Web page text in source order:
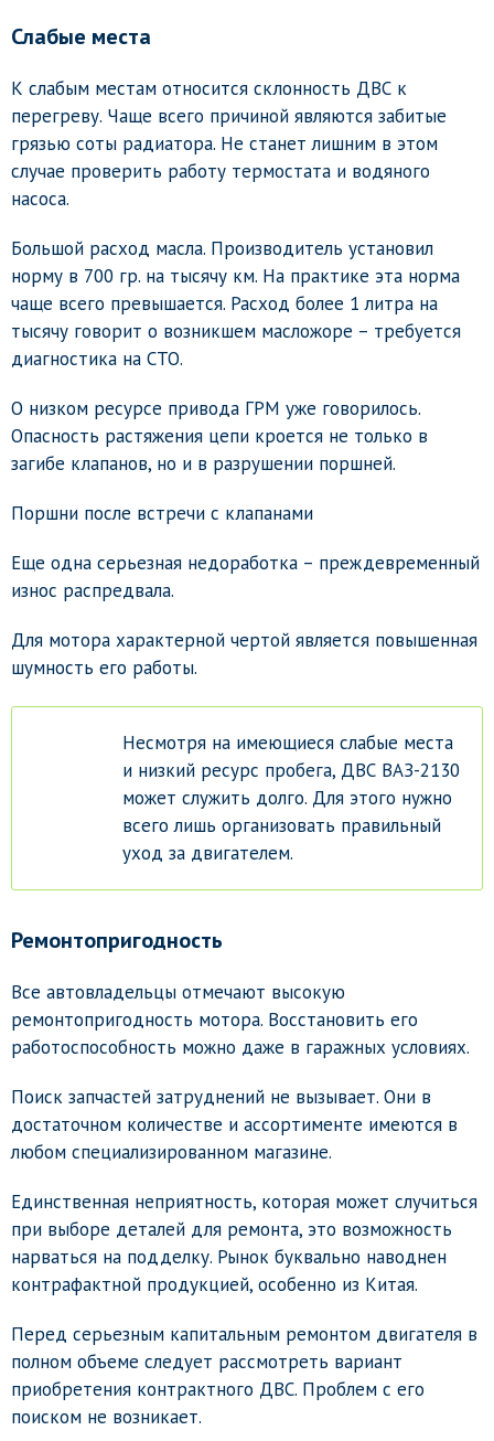
Слабые места
К слабым местам относится склонность ДВС к
перегреву. Чаще всего причиной являются забитые
грязью соты радиатора. Не станет лишним в этом
случае проверить работу термостата и водяного
насоса.
Большой расход масла. Производитель установил
норму в 700 гр. на тысячу км. На практике эта норма
чаще всего превышается. Расход более 1 литра на
тысячу говорит о возникшем масложоре – требуется
диагностика на СТО.
О низком ресурсе привода ГРМ уже говорилось.
Опасность растяжения цепи кроется не только в
загибе клапанов, но и в разрушении поршней.
Поршни после встречи с клапанами
Еще одна серьезная недоработка – преждевременный
износ распредвала.
Для мотора характерной чертой является повышенная
шумность его работы.
Несмотря на имеющиеся слабые места
и низкий ресурс пробега, ДВС ВАЗ-2130
может служить долго. Для этого нужно
всего лишь организовать правильный
уход за двигателем.
Ремонтопригодность
Все автовладельцы отмечают высокую
ремонтопригодность мотора. Восстановить его
работоспособность можно даже в гаражных условиях.
Поиск запчастей затруднений не вызывает. Они в
достаточном количестве и ассортименте имеются в
любом специализированном магазине.
Единственная неприятность, которая может случиться
при выборе деталей для ремонта, это возможность
нарваться на подделку. Рынок буквально наводнен
контрафактной продукцией, особенно из Китая.
Перед серьезным капитальным ремонтом двигателя в
полном объеме следует рассмотреть вариант
приобретения контрактного ДВС. Проблем с его
поиском не возникает.